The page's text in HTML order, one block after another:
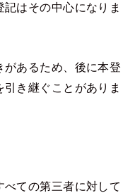
はその中心になりま
あるため、後に本登
き継ぐことがありま
ての第三者に対して